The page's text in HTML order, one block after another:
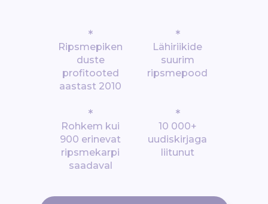
*
Ripsmepiken
duste
profitooted
aastast 2010
*
Lähiriikide
suurim
ripsmepood
*
Rohkem kui
900 erinevat
ripsmekarpi
saadaval
*
10 000+
uudiskirjaga
liitunut